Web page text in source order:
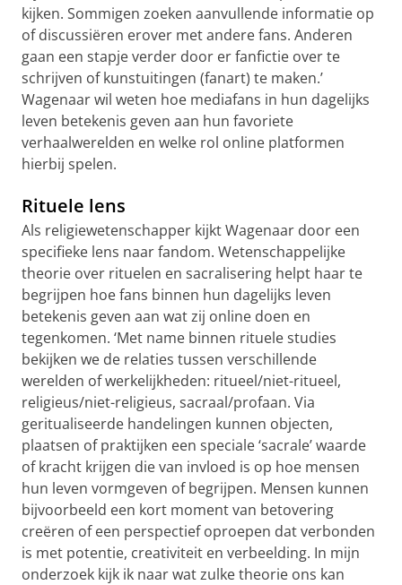
kijken. Sommigen zoeken aanvullende informatie op
of discussiëren erover met andere fans. Anderen
gaan een stapje verder door er fanfictie over te
schrijven of kunstuitingen (fanart) te maken.’
Wagenaar wil weten hoe mediafans in hun dagelijks
leven betekenis geven aan hun favoriete
verhaalwerelden en welke rol online platformen
hierbij spelen.
Rituele lens
Als religiewetenschapper kijkt Wagenaar door een
specifieke lens naar fandom. Wetenschappelijke
theorie over rituelen en sacralisering helpt haar te
begrijpen hoe fans binnen hun dagelijks leven
betekenis geven aan wat zij online doen en
tegenkomen. ‘Met name binnen rituele studies
bekijken we de relaties tussen verschillende
werelden of werkelijkheden: ritueel/niet-ritueel,
religieus/niet-religieus, sacraal/profaan. Via
geritualiseerde handelingen kunnen objecten,
plaatsen of praktijken een speciale ‘sacrale’ waarde
of kracht krijgen die van invloed is op hoe mensen
hun leven vormgeven of begrijpen. Mensen kunnen
bijvoorbeeld een kort moment van betovering
creëren of een perspectief oproepen dat verbonden
is met potentie, creativiteit en verbeelding. In mijn
onderzoek kijk ik naar wat zulke theorie ons kan